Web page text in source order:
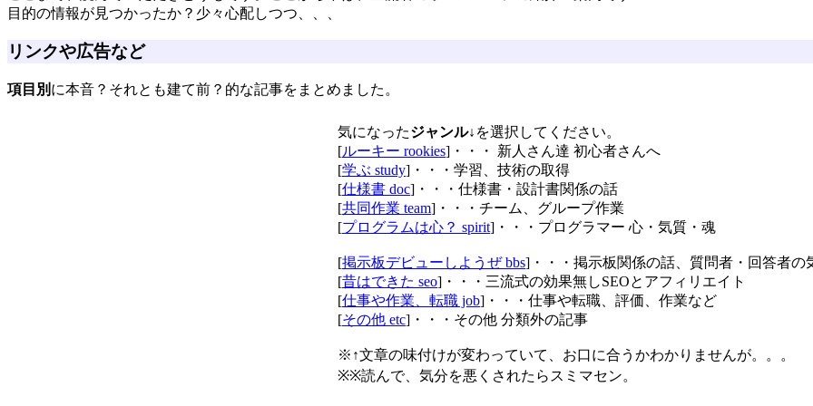
目的の情報が見つかったか？少々心配しつつ、、、
リンクや広告など
項目別 に本音？それとも建て前？的な記事をまとめました。
気になったジャンル↓を選択してください。
[ルーキー rookies]・・・ 新人さん達 初心者さんへ
[学ぶ study]・・・学習、技術の取得
[仕様書 doc]・・・仕様書・設計書関係の話
[共同作業 team]・・・チーム、グループ作業
[プログラムは心？ spirit]・・・プログラマー 心・気質・魂
[掲示板デビューしようぜ bbs]・・・掲示板関係の話、質問者・回答者の
[昔はできた seo]・・・三流式の効果無しSEOとアフィリエイト
[仕事や作業、転職 job]・・・仕事や転職、評価、作業など
[その他 etc]・・・その他 分類外の記事
※↑文章の味付けが変わっていて、お口に合うかわかりませんが。。。
※※読んで、気分を悪くされたらスミマセン。